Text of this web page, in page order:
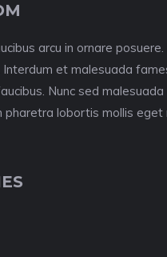
arcu in ornare posuere.
Interdum et malesuada
Nunc sed malesuada
pharetra lobortis mollis eget